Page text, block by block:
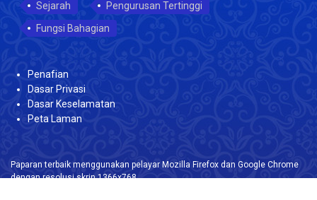
Sejarah
Pengurusan Tertinggi
Fungsi Bahagian
Penafian
Dasar Privasi
Dasar Keselamatan
Peta Laman
Paparan terbaik menggunakan pelayar Mozilla Firefox dan Google Chrome
dengan resolusi skrin 1366x768.